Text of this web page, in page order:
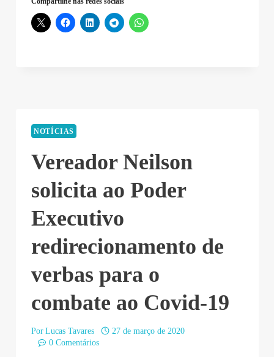
NOTÍCIAS
Vereador Neilson
solicita ao Poder
Executivo
redirecionamento de
verbas para o
combate ao Covid-19
Por Lucas Tavares
27 de março de 2020
0 Comentários